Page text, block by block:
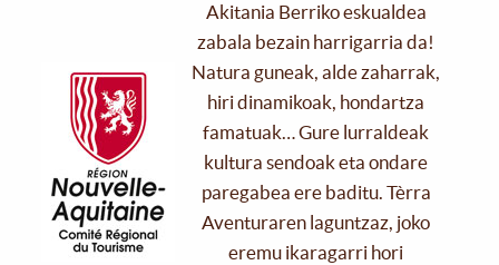
Akitania Berriko eskualdea
zabala bezain harrigarria da!
Natura guneak, alde zaharrak,
hiri dinamikoak, hondartza
famatuak… Gure lurraldeak
kultura sendoak eta ondare
paregabea ere baditu. Tèrra
Aventuraren laguntzaz, joko
eremu ikaragarri hori